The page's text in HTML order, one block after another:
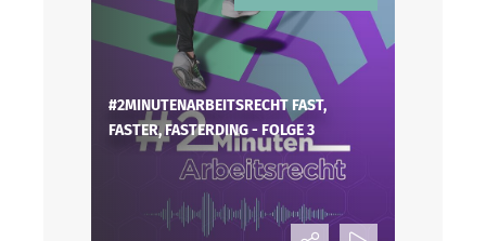
#2MINUTENARBEITSRECHT FAST,
FASTER, FASTERDING - FOLGE 3